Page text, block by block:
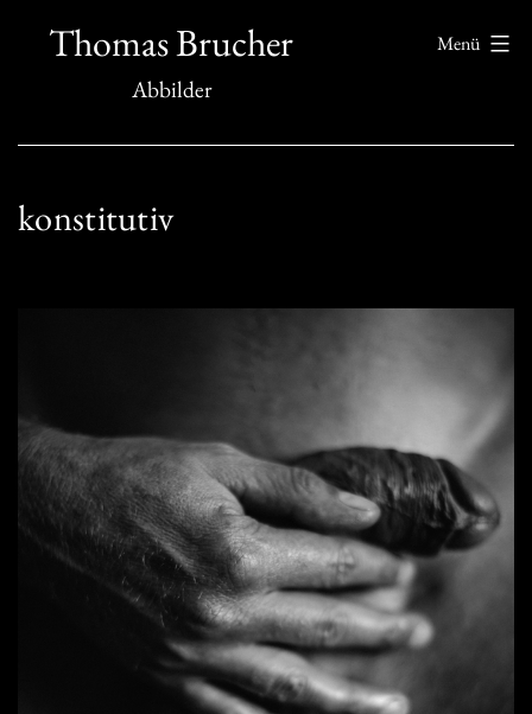
InhaltThomas Brucher
Abbilder
Menü
konstitutiv